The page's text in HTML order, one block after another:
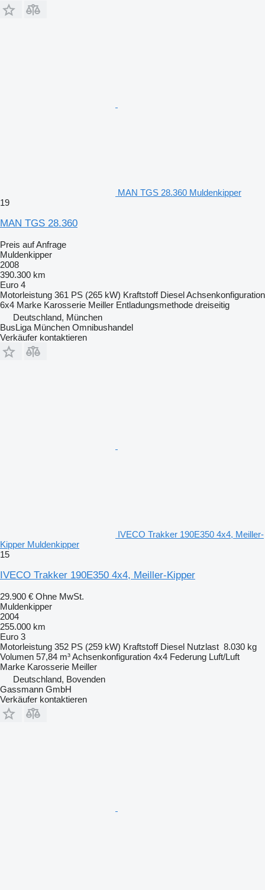
MAN TGS 28.360 Muldenkipper
19
MAN TGS 28.360
Preis auf Anfrage
Muldenkipper
2008
390.300 km
Euro 4
Motorleistung 361 PS (265 kW) Kraftstoff DieselAchsenkonfiguration
6x4 Marke Karosserie Meiller Entladungsmethode dreiseitig
Deutschland, München
BusLiga München Omnibushandel
Verkäufer kontaktieren
IVECO Trakker 190E350 4x4, Meiller-
Kipper Muldenkipper
15
IVECO Trakker 190E350 4x4, Meiller-Kipper
29.900 € Ohne MwSt.
Muldenkipper
2004
255.000 km
Euro 3
Motorleistung 352 PS (259 kW) Kraftstoff Diesel Nutzlast 8.030 kg
Volumen 57,84 m³Achsenkonfiguration 4x4 Federung Luft/Luft
Marke Karosserie Meiller
Deutschland, Bovenden
Gassmann GmbH
Verkäufer kontaktieren